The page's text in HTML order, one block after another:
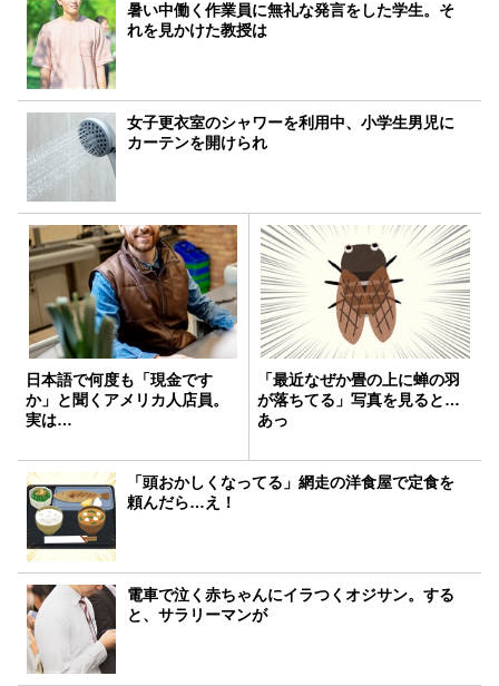
暑い中働く作業員に無礼な発言をした学生。そ
れを見かけた教授は
女子更衣室のシャワーを利用中、小学生男児に
カーテンを開けられ
日本語で何度も「現金です
か」と聞くアメリカ人店員。
実は…
「最近なぜか畳の上に蝉の羽
が落ちてる」写真を見ると…
あっ
「頭おかしくなってる」網走の洋食屋で定食を
頼んだら…え！
電車で泣く赤ちゃんにイラつくオジサン。する
と、サラリーマンが